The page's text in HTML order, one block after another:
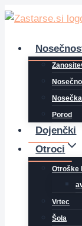
Skip
content
Porod
Dojenčki
Otroci
Otroške
Vrtec
Šola